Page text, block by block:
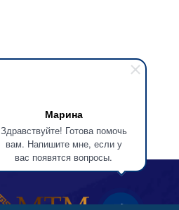
Марина
Здравствуйте! Готова помочь
вам. Напишите мне, если у
вас появятся вопросы.